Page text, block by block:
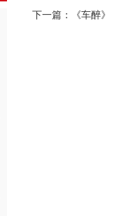
下一篇：
《车醉》